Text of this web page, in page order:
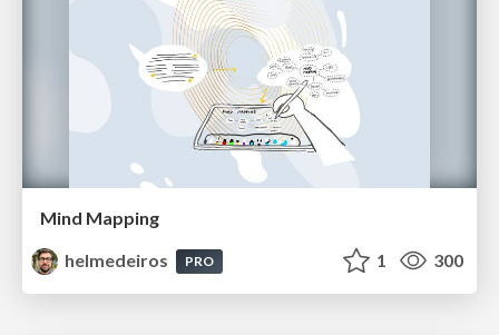
Mind Mapping
helmedeiros
PRO 1 300